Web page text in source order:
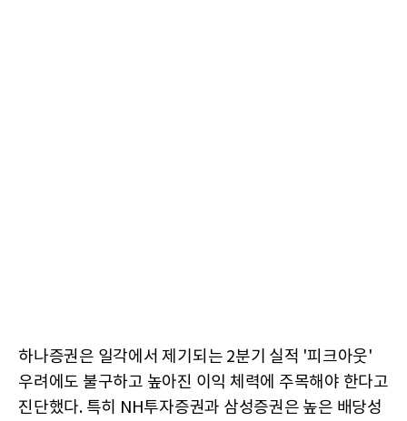
하나증권은 일각에서 제기되는 2분기 실적 '피크아웃'
우려에도 불구하고 높아진 이익 체력에 주목해야 한다고
진단했다. 특히 NH투자증권과 삼성증권은 높은 배당성